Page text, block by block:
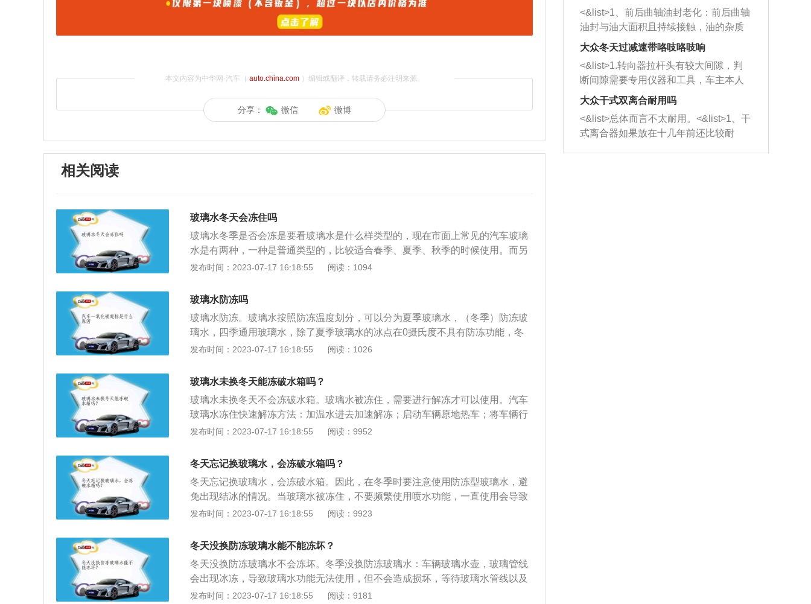
本文内容为中华网·汽车（ auto.china.com）编辑或翻译，转载请务必注明来源。
分享： 微信 微博
相关阅读
玻璃水冬天会冻住吗
玻璃水冬季是否会冻是要看玻璃水是什么样类型的，现在市面上常见的汽车玻璃
水是有两种，一种是普通类型的，比较适合春季、夏季、秋季的时候使用。而另
外一种是防冻型的，里面有防冻物质，适合在冬季的时候使用。如果是防冻型的
加到汽车里面的玻璃水一旦出现了结冰的现象，驾驶人应该要立即进行处理，将
车辆放在有温暖阳光的地方，然后打开发动机舱盖，将车子的玻璃水罐外盖开
启，这样加到车子里面的玻璃水，就可以慢慢融化。另外还有一种方法就是启动
车子，车子行驶一段距离之后，发动机温度会上升，这样也可以化开结冰的玻璃
水。或者是使用专门的溶冰剂，直接加到里面去，就能够将结冰的玻璃水快速的
要注意的是，当发现加到车里面的玻璃水出现结冰的情况的时候，千万不要直接
使用雨刷器来清理玻璃，因为玻璃水在结冰的时候是没有办法喷出来的，反而会
导致雨刷电机被烧坏。所以想要使用雨刷器，一定要等到车子结冰的玻璃水完全
发布时间：2023-07-17 16:18:55 阅读：1094
玻璃水防冻吗
玻璃水防冻。玻璃水按照防冻温度划分，可以分为夏季玻璃水，（冬季）防冻玻
璃水，四季通用玻璃水，除了夏季玻璃水的冰点在0摄氏度不具有防冻功能，冬
季玻璃水和四季通用玻璃水都具有防冻功能，只是冰点不同而已。四季玻璃水的
间，更适合在严寒地区使用。夏季玻璃水虽然在0摄氏度不具有防冻功能，但是
它的清洁性更强，主要用于清除夏季的虫胶、树胶等污垢。玻璃水是汽车上使用
频率较高，损耗较快的一种液体。尤其是在北方地区，空气灰尘多，雨水较少，
所以，使用的就更多一些，1个月可能就要加2次才够用。玻璃水的作用：1.清除
挡风玻璃的污垢，玻璃水中含有多种表面活性剂，和普通的自来水相比，它具有
湿润的作用，在清洁的玻璃的时候，会增加玻璃和雨刮器之间的缓和度，使用雨
刮器时不会刮花玻璃，所以，平日里还是要加玻璃水，并不建议用普通的水来代
替玻璃水。2.防雾的作用。玻璃水会在玻璃上形成一层保护层，可以在一定程度
3.有很好的纯净性和防腐蚀性，对车漆，金属部件，金属线管等没有腐蚀，长期
璃水的原因。4.防冻性能好。除了夏季玻璃水，其他玻璃水都有不同程度的防冻
功能，这个功能在冬季显得格外重要，如果玻璃水不防冻，很有可能冻坏管道和
玻璃水壶，这样反而增加维修的成本。如果玻璃上结冰，也可以用玻璃水溶解，
效果会更好。各种玻璃水不可以混合用，因为这样会影响玻璃水的冰点，如果防
发布时间：2023-07-17 16:18:55 阅读：1026
玻璃水未换冬天能冻破水箱吗？
玻璃水未换冬天不会冻破水箱。玻璃水被冻住，需要进行解冻才可以使用。汽车
玻璃水冻住快速解冻方法：加温水进去加速解冻；启动车辆原地热车；将车辆行
驶至有太阳的地方。加温水进去加速解冻：如果水箱没有完全被冻住，还有空间
度，要不然会导致水箱涨裂的。再使用热水冲洗一下喷水嘴跟水管。启动车辆原
地热车：让发动机的温度来将玻璃水进行解冻，但是原地热车这个方法会导致燃
油消耗量增加，会增加机动车油耗。车主可以将车辆行驶至有太阳的地方，然后
打开前引擎盖，让太阳晒一段时间，大多数汽车玻璃水都能够进行解冻。
发布时间：2023-07-17 16:18:55 阅读：9952
冬天忘记换玻璃水，会冻破水箱吗？
冬天忘记换玻璃水，会冻破水箱。因此，在冬季时要注意使用防冻型玻璃水，避
免出现结冰的情况。当玻璃水被冻住，不要频繁使用喷水功能，一直使用会导致
雨刷电机烧坏，需要及时将玻璃水进行解冻。如果玻璃水冻得不严重，可以先启
以适当往水箱倒入一些温开水进行融化，切记不要加热水解冻，否则水壶有可能
会破裂；而如果玻璃水已经冻得导致水箱胀裂的情况，则需要到维修店找专业师
傅进行处理。玻璃水解冻后，要及时更换成更加适合车辆的防冻型玻璃水，避免
再次出现结冰现象。除了选择适合当下环境的玻璃水之外，还要注意的是最好不
要混加两种不同型号、不同品牌的玻璃水。
发布时间：2023-07-17 16:18:55 阅读：9923
冬天没换防冻玻璃水能不能冻坏？
冬天没换防冻玻璃水不会冻坏。冬季没换防冻玻璃水：车辆玻璃水壶，玻璃管线
会出现冰冻，导致玻璃水功能无法使用，但不会造成损坏，等待玻璃水管线以及
玻璃水壶完全化开后，才可以正常使用。啥时候需要更换防冻玻璃水：当气温达
发布时间：2023-07-17 16:18:55 阅读：9181
西取出来。但如果是因为积碳过多引起
的堵塞，就需要将三元催化器泡在草酸
洗剂对堵塞的情况得到解决，将清洗剂
放在燃油箱中，与燃油混合后，车辆启
动时，就可以和汽油一起进入到燃烧
室，最后形成废气排出，就可以让三元
催化器得到清洗，排气管堵塞的情况就
能够得到解决。
一圈半的练习，往右同样也要打相同的
圈数。 <&list>3、最后强调要反复练
习，这样就可以形成肌肉记忆，在真实
驾驶车辆时，不需要记忆也能打好方
向。
<&list>1、前后曲轴油封老化：前后曲轴
油封与油大面积且持续接触，油的杂质
和发动机内持续温度变化使其密封效果
逐渐减弱，导致渗油或漏油。<&list>2、
活塞间隙过大：积碳会使活塞环与缸体
的间隙扩大，导致机油流入燃烧室中，
造成烧机油。<&list>3、机油粘度。使用
机油粘度过小的话，同样会有烧机油现
象，机油粘度过小具有很好的流动性，
大众冬天过减速带咯吱咯吱响
<&list>1.转向器拉杆头有较大间隙，判
断间隙需要专用仪器和工具，车主本人
无法制作，需要将车辆送到修理厂或4s
店；<&list>2.车辆半轴套管防尘罩破
裂，破裂后会出现漏油现象，使半轴磨
损严重，磨损的半轴容易损坏，产生异
响；<&list>3.稳定器的转向胶套和球头
大众干式双离合耐用吗
<&list>总体而言不太耐用。<&list>1、干
式离合器如果放在十几年前还比较耐